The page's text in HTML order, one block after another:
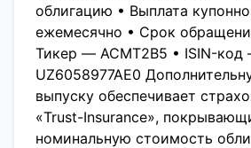
облигацию • Выплата
ежемесячно • Срок
Тикер — ACMT2B5 • ISIN-
UZ6058977AE0
выпуску обеспечивает
«Trust-Insurance»,
номинальную стоимость